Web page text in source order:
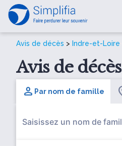
Avis de décès > Indre-et-Loire
Avis de
Par nom de famille